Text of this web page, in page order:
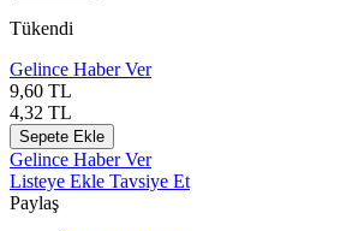
Tükendi
Gelince Haber Ver
9,60 TL
4,32 TL
Sepete Ekle
Gelince Haber Ver
Listeye Ekle Tavsiye Et
Paylaş